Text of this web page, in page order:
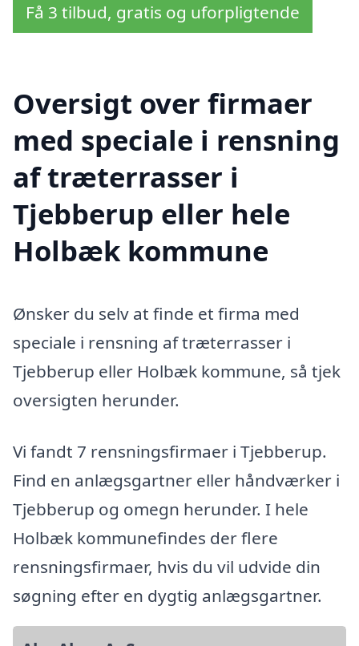
Få 3 tilbud, gratis og uforpligtende
Oversigt over firmaer
med speciale i rensning
af træterrasser i
Tjebberup eller hele
Holbæk kommune
Ønsker du selv at finde et firma med
speciale i rensning af træterrasser i
Tjebberup eller Holbæk kommune, så tjek
oversigten herunder.
Vi fandt 7 rensningsfirmaer i Tjebberup.
Find en anlægsgartner eller håndværker i
Tjebberup og omegn herunder. I hele
Holbæk kommunefindes der flere
rensningsfirmaer, hvis du vil udvide din
søgning efter en dygtig anlægsgartner.